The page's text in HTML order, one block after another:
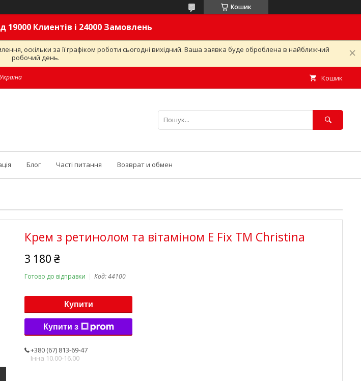
Кошик
19000 Клиентів і 24000 Замовлень
оскільки за її графіком роботи сьогодні вихідний. Ваша заявка буде оброблена в найближчий
робочий день.
Кошик
Блог Часті питання Возврат и обмен
Крем з ретинолом та вітаміном Е Fix TM Christina
3 180 ₴
Готово до відправки Код:44100
Купити
Купити з
+380 (67) 813-69-47
Інна 10.00-16.00